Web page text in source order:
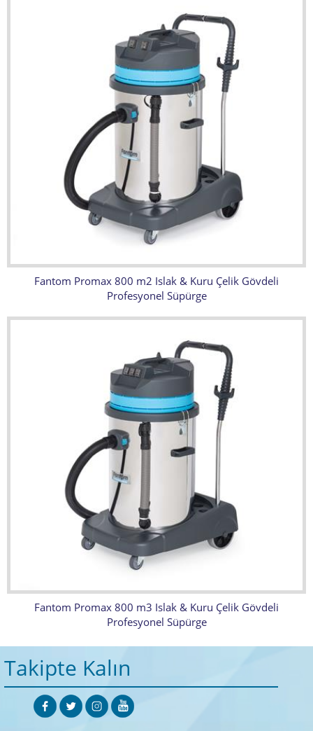
Fantom Promax 800 m2 Islak & Kuru Çelik Gövdeli
Profesyonel Süpürge
Fantom Promax 800 m3 Islak & Kuru Çelik Gövdeli
Profesyonel Süpürge
Takipte Kalın